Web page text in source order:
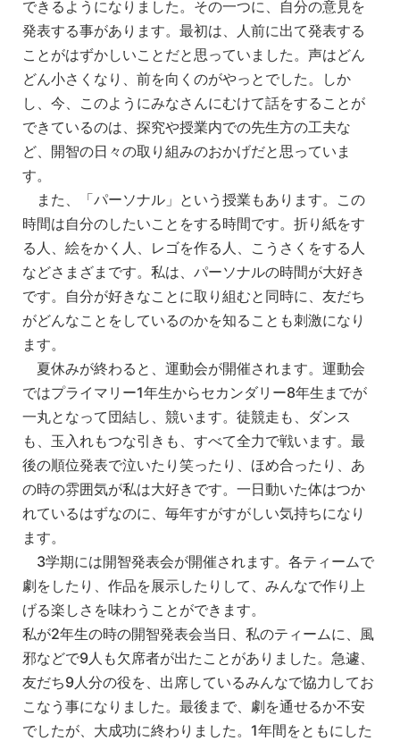
できるようになりました。その一つに、自分の意見を
発表する事があります。最初は、人前に出て発表する
ことがはずかしいことだと思っていました。声はどん
どん小さくなり、前を向くのがやっとでした。しか
し、今、このようにみなさんにむけて話をすることが
できているのは、探究や授業内での先生方の工夫な
ど、開智の日々の取り組みのおかげだと思っていま
す。
また、「パーソナル」という授業もあります。この
時間は自分のしたいことをする時間です。折り紙をす
る人、絵をかく人、レゴを作る人、こうさくをする人
などさまざまです。私は、パーソナルの時間が大好き
です。自分が好きなことに取り組むと同時に、友だち
がどんなことをしているのかを知ることも刺激になり
ます。
夏休みが終わると、運動会が開催されます。運動会
ではプライマリー1年生からセカンダリー8年生までが
一丸となって団結し、競います。徒競走も、ダンス
も、玉入れもつな引きも、すべて全力で戦います。最
後の順位発表で泣いたり笑ったり、ほめ合ったり、あ
の時の雰囲気が私は大好きです。一日動いた体はつか
れているはずなのに、毎年すがすがしい気持ちになり
ます。
3学期には開智発表会が開催されます。各ティームで
劇をしたり、作品を展示したりして、みんなで作り上
げる楽しさを味わうことができます。
私が2年生の時の開智発表会当日、私のティームに、風
邪などで9人も欠席者が出たことがありました。急遽、
友だち9人分の役を、出席しているみんなで協力してお
こなう事になりました。最後まで、劇を通せるか不安
でしたが、大成功に終わりました。1年間をともにした